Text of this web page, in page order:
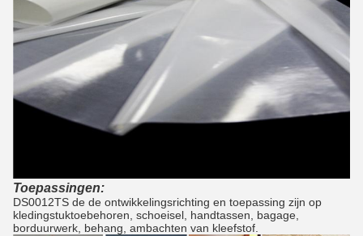
Toepassingen:
DS0012TS de de ontwikkelingsrichting en toepassing zijn op
kledingstuktoebehoren, schoeisel, handtassen, bagage,
borduurwerk, behang, ambachten van kleefstof.